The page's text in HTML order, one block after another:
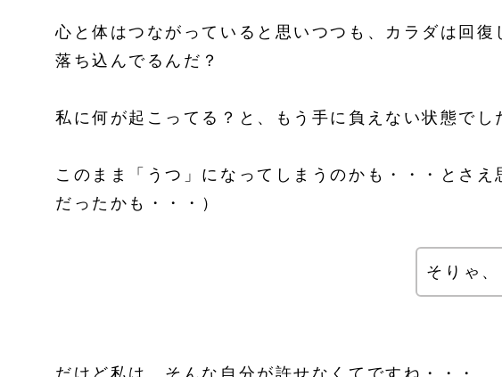
心と体はつながっていると思いつつも、カラダは回
落ち込んでるんだ？
私に何が起こってる？と、もう手に負えない状態でし
このまま「うつ」になってしまうのかも・・・とさ
だったかも・・・）
そりゃ